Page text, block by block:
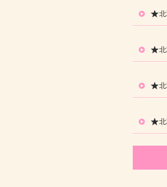
★北
★北
★北
★北